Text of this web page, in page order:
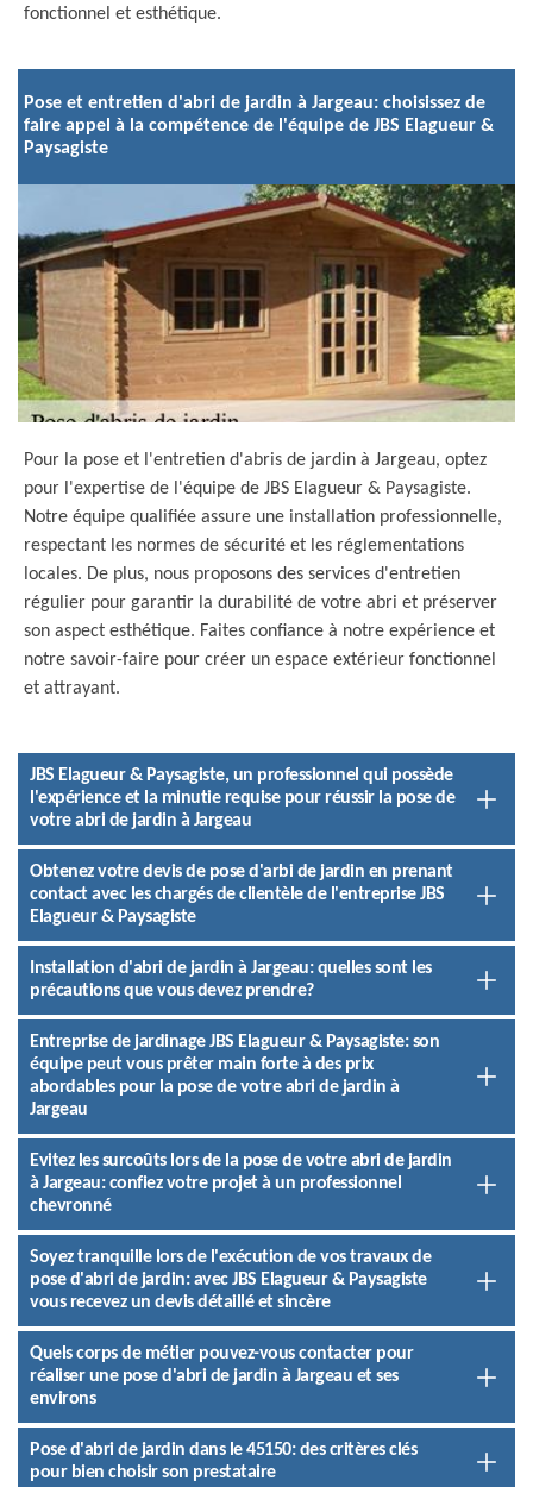
fonctionnel et esthétique.
Pose et entretien d'abri de jardin à Jargeau: choisissez de
faire appel à la compétence de l'équipe de JBS Elagueur &
Paysagiste
Pour la pose et l'entretien d'abris de jardin à Jargeau, optez
pour l'expertise de l'équipe de JBS Elagueur & Paysagiste.
Notre équipe qualifiée assure une installation professionnelle,
respectant les normes de sécurité et les réglementations
locales. De plus, nous proposons des services d'entretien
régulier pour garantir la durabilité de votre abri et préserver
son aspect esthétique. Faites confiance à notre expérience et
notre savoir-faire pour créer un espace extérieur fonctionnel
et attrayant.
JBS Elagueur & Paysagiste, un professionnel qui possède
l'expérience et la minutie requise pour réussir la pose de
votre abri de jardin à Jargeau
Obtenez votre devis de pose d'arbi de jardin en prenant
contact avec les chargés de clientèle de l'entreprise JBS
Elagueur & Paysagiste
Installation d'abri de jardin à Jargeau: quelles sont les
précautions que vous devez prendre?
Entreprise de jardinage JBS Elagueur & Paysagiste: son
équipe peut vous prêter main forte à des prix
abordables pour la pose de votre abri de jardin à
Jargeau
Evitez les surcoûts lors de la pose de votre abri de jardin
à Jargeau: confiez votre projet à un professionnel
chevronné
Soyez tranquille lors de l'exécution de vos travaux de
pose d'abri de jardin: avec JBS Elagueur & Paysagiste
vous recevez un devis détaillé et sincère
Quels corps de métier pouvez-vous contacter pour
réaliser une pose d'abri de jardin à Jargeau et ses
environs
Pose d'abri de jardin dans le 45150: des critères clés
pour bien choisir son prestataire